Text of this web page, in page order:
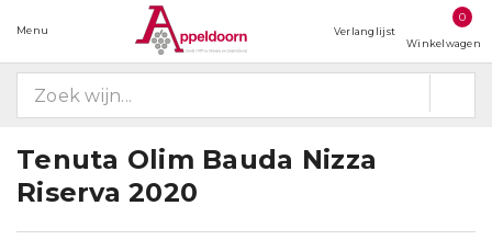
Menu Verlanglijst
0
Winkelwagen
Tenuta Olim Bauda Nizza
Riserva 2020